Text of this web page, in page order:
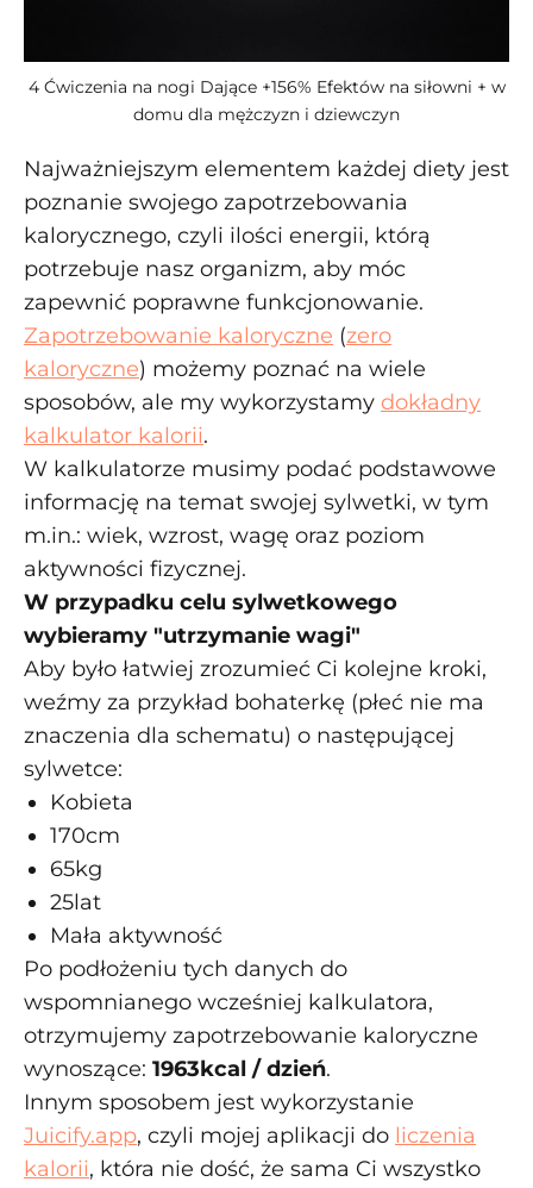
4 Ćwiczenia na nogi Dające +156% Efektów na siłowni + w
domu dla mężczyzn i dziewczyn
Najważniejszym elementem każdej diety jest
poznanie swojego zapotrzebowania
kalorycznego, czyli ilości energii, którą
potrzebuje nasz organizm, aby móc
zapewnić poprawne funkcjonowanie.
Zapotrzebowanie kaloryczne (zero
kaloryczne) możemy poznać na wiele
sposobów, ale my wykorzystamy dokładny
kalkulator kalorii.
W kalkulatorze musimy podać podstawowe
informację na temat swojej sylwetki, w tym
m.in.: wiek, wzrost, wagę oraz poziom
aktywności fizycznej.
W przypadku celu sylwetkowego
wybieramy "utrzymanie wagi"
Aby było łatwiej zrozumieć Ci kolejne kroki,
weźmy za przykład bohaterkę (płeć nie ma
znaczenia dla schematu) o następującej
sylwetce:
Kobieta
170cm
65kg
25lat
Mała aktywność
Po podłożeniu tych danych do
wspomnianego wcześniej kalkulatora,
otrzymujemy zapotrzebowanie kaloryczne
wynoszące: 1963kcal / dzień.
Innym sposobem jest wykorzystanie
Juicify.app, czyli mojej aplikacji do liczenia
kalorii, która nie dość, że sama Ci wszystko